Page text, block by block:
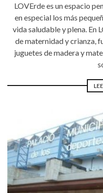
LOVErde es un espacio
en especial los más
vida saludable y plena. En
de maternidad y crianza,
juguetes de madera y